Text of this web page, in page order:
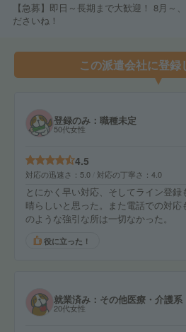
【急募】即日～長期まで大歓迎！ 8月～
ださいね！
この派遣会社に登録
登録のみ：職種未定
50代女性
4.5
対応の迅速さ 5.0 対応の丁寧さ 4.0
とにかく早い対応、そしてライン登
晴らしいと思った。また電話での対
のような強引な所は一切なかった。
役に立った！
就業済み：その他医療・介護系
20代女性